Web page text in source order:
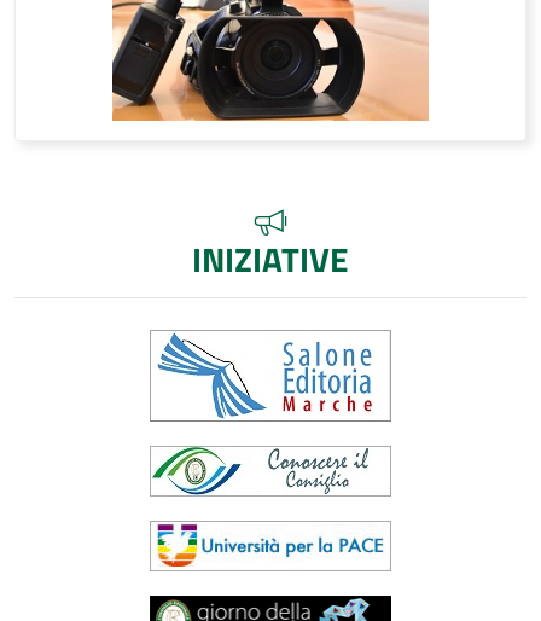
INIZIATIVE